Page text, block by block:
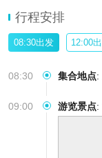
行程安排
08:30出发 12:00
08:30 集合地点:
09:00 游览景点: